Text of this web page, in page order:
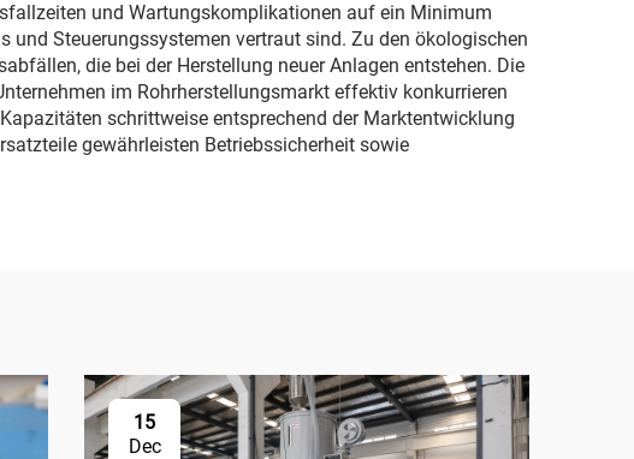
und Wartungskomplikationen auf ein Minimum
und Steuerungssystemen vertraut sind. Zu den ökologischen
die bei der Herstellung neuer Anlagen entstehen. Die
im Rohrherstellungsmarkt effektiv konkurrieren
schrittweise entsprechend der Marktentwicklung
gewährleisten Betriebssicherheit sowie
15
Dec